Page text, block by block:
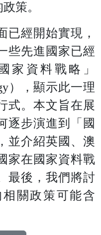
策。
已經開始實現，
些先進國家已經
家資料戰略」
），顯示此一理
式。本文旨在展
逐步演進到「國
並介紹英國、澳
家在國家資料戰
最後，我們將討
關政策可能含